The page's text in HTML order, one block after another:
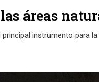
áreas
instrumento para